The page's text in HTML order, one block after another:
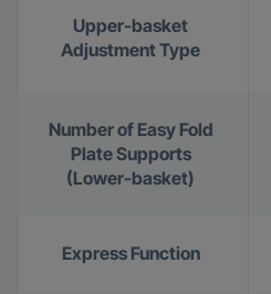
Upper-basket
Adjustment Type
Number of Easy Fold
Plate Supports
(Lower-basket)
Express Function